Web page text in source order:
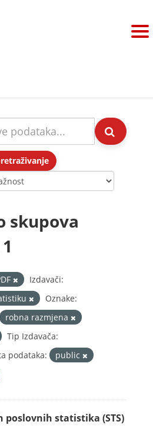
skupova
Izdavači:
Oznake:
robna razmjena
Tip Izdavača:
podataka:
public
poslovnih statistika (STS)